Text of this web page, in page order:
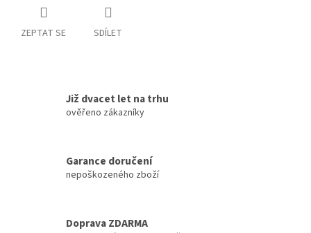
ZEPTAT SE SDÍLET
Již dvacet let na trhu
ověřeno zákazníky
Garance doručení
nepoškozeného zboží
Doprava ZDARMA